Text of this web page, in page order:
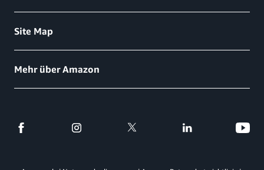
Site Map
Mehr über Amazon